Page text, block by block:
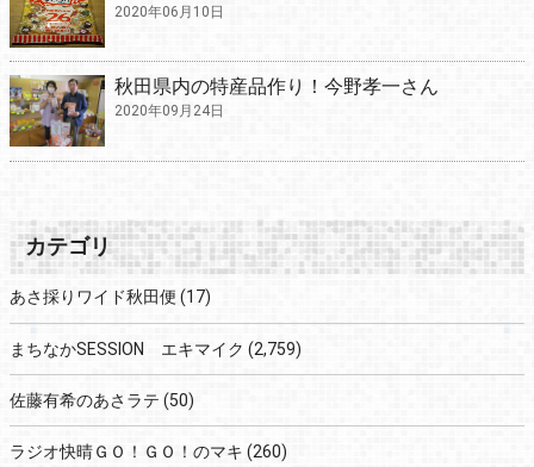
2020年06月10日
秋田県内の特産品作り！今野孝一さん
2020年09月24日
カテゴリ
あさ採りワイド秋田便 (17)
まちなかSESSION エキマイク (2,759)
佐藤有希のあさラテ (50)
ラジオ快晴ＧＯ！ＧＯ！のマキ (260)